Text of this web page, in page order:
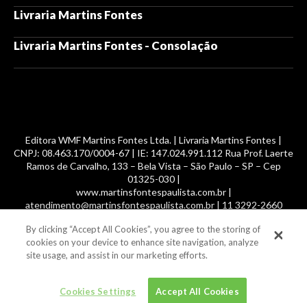
Livraria Martins Fontes
Livraria Martins Fontes - Consolação
Editora WMF Martins Fontes Ltda. | Livraria Martins Fontes |
CNPJ: 08.463.170/0004-67 | IE: 147.024.991.112 Rua Prof. Laerte
Ramos de Carvalho, 133 – Bela Vista – São Paulo – SP – Cep
01325-030 |
www.martinsfontespaulista.com.br |
atendimento@martinsfontespaulista.com.br | 11 3292-2660
© 2014 -2026, MartinsFontes livros nacionais e importados,
com mais de 700 mil títulos. Todos os direitos reservados.
By clicking “Accept All Cookies”, you agree to the storing of
cookies on your device to enhance site navigation, analyze
site usage, and assist in our marketing efforts.
Cookies Settings Accept All Cookies